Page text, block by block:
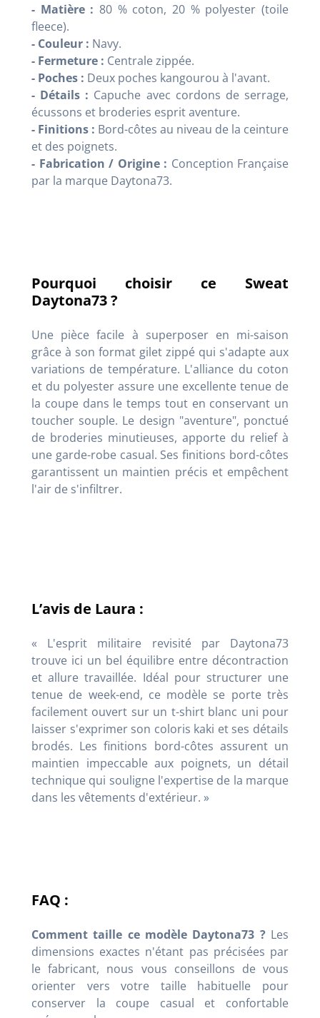
- Matière : 80 % coton, 20 % polyester (toile
fleece).
- Couleur : Navy.
- Fermeture : Centrale zippée.
- Poches : Deux poches kangourou à l'avant.
- Détails : Capuche avec cordons de serrage,
écussons et broderies esprit aventure.
- Finitions : Bord-côtes au niveau de la ceinture
et des poignets.
- Fabrication / Origine : Conception Française
par la marque Daytona73.
Pourquoi choisir ce Sweat
Daytona73 ?
Une pièce facile à superposer en mi-saison
grâce à son format gilet zippé qui s'adapte aux
variations de température. L'alliance du coton
et du polyester assure une excellente tenue de
la coupe dans le temps tout en conservant un
toucher souple. Le design "aventure", ponctué
de broderies minutieuses, apporte du relief à
une garde-robe casual. Ses finitions bord-côtes
garantissent un maintien précis et empêchent
l'air de s'infiltrer.
L’avis de Laura :
« L'esprit militaire revisité par Daytona73
trouve ici un bel équilibre entre décontraction
et allure travaillée. Idéal pour structurer une
tenue de week-end, ce modèle se porte très
facilement ouvert sur un t-shirt blanc uni pour
laisser s'exprimer son coloris kaki et ses détails
brodés. Les finitions bord-côtes assurent un
maintien impeccable aux poignets, un détail
technique qui souligne l'expertise de la marque
dans les vêtements d'extérieur. »
FAQ :
Comment taille ce modèle Daytona73 ?Les
dimensions exactes n'étant pas précisées par
le fabricant, nous vous conseillons de vous
orienter vers votre taille habituelle pour
conserver la coupe casual et confortable